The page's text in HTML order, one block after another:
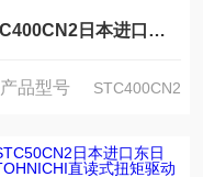
STC400CN2日本进口东日TOHNICHI直读式扭矩驱动器
产品型号 STC400CN2